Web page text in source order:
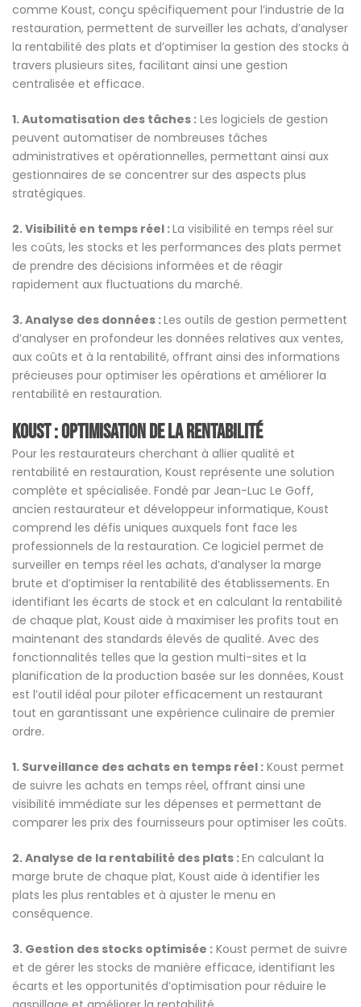
comme Koust, conçu spécifiquement pour l’industrie de la
restauration, permettent de surveiller les achats, d’analyser
la rentabilité des plats et d’optimiser la gestion des stocks à
travers plusieurs sites, facilitant ainsi une gestion
centralisée et efficace.
1. Automatisation des tâches : Les logiciels de gestion
peuvent automatiser de nombreuses tâches
administratives et opérationnelles, permettant ainsi aux
gestionnaires de se concentrer sur des aspects plus
stratégiques.
2. Visibilité en temps réel :La visibilité en temps réel sur
les coûts, les stocks et les performances des plats permet
de prendre des décisions informées et de réagir
rapidement aux fluctuations du marché.
3. Analyse des données :Les outils de gestion permettent
d’analyser en profondeur les données relatives aux ventes,
aux coûts et à la rentabilité, offrant ainsi des informations
précieuses pour optimiser les opérations et améliorer la
rentabilité en restauration.
Koust : Optimisation de la Rentabilité
Pour les restaurateurs cherchant à allier qualité et
rentabilité en restauration, Koust représente une solution
complète et spécialisée. Fondé par Jean-Luc Le Goff,
ancien restaurateur et développeur informatique, Koust
comprend les défis uniques auxquels font face les
professionnels de la restauration. Ce logiciel permet de
surveiller en temps réel les achats, d’analyser la marge
brute et d’optimiser la rentabilité des établissements. En
identifiant les écarts de stock et en calculant la rentabilité
de chaque plat, Koust aide à maximiser les profits tout en
maintenant des standards élevés de qualité. Avec des
fonctionnalités telles que la gestion multi-sites et la
planification de la production basée sur les données, Koust
est l’outil idéal pour piloter efficacement un restaurant
tout en garantissant une expérience culinaire de premier
ordre.
1. Surveillance des achats en temps réel : Koust permet
de suivre les achats en temps réel, offrant ainsi une
visibilité immédiate sur les dépenses et permettant de
comparer les prix des fournisseurs pour optimiser les coûts.
2. Analyse de la rentabilité des plats :En calculant la
marge brute de chaque plat, Koust aide à identifier les
plats les plus rentables et à ajuster le menu en
conséquence.
3. Gestion des stocks optimisée : Koust permet de suivre
et de gérer les stocks de manière efficace, identifiant les
écarts et les opportunités d’optimisation pour réduire le